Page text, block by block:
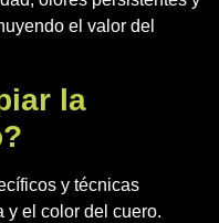
el valor del
la
y técnicas
y el color del cuero.